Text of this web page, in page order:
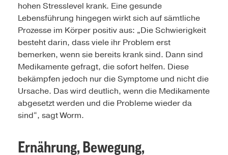
hohen Stresslevel krank. Eine gesunde
Lebensführung hingegen wirkt sich auf sämtliche
Prozesse im Körper positiv aus: „Die Schwierigkeit
besteht darin, dass viele ihr Problem erst
bemerken, wenn sie bereits krank sind. Dann sind
Medikamente gefragt, die sofort helfen. Diese
bekämpfen jedoch nur die Symptome und nicht die
Ursache. Das wird deutlich, wenn die Medikamente
abgesetzt werden und die Probleme wieder da
sind“, sagt Worm.
Ernährung, Bewegung,